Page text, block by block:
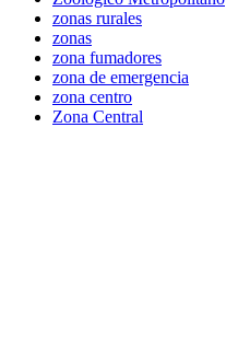
zonas rurales
zonas
zona fumadores
zona de emergencia
zona centro
Zona Central